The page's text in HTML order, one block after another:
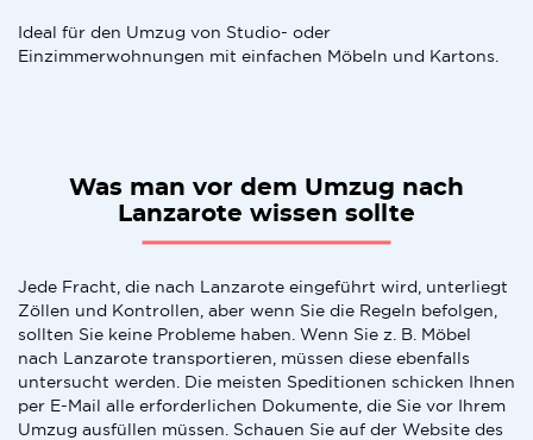
Ideal für den Umzug von Studio- oder
Einzimmerwohnungen mit einfachen Möbeln und Kartons.
Was man vor dem Umzug nach
Lanzarote wissen sollte
Jede Fracht, die nach Lanzarote eingeführt wird, unterliegt
Zöllen und Kontrollen, aber wenn Sie die Regeln befolgen,
sollten Sie keine Probleme haben. Wenn Sie z. B. Möbel
nach Lanzarote transportieren, müssen diese ebenfalls
untersucht werden. Die meisten Speditionen schicken Ihnen
per E-Mail alle erforderlichen Dokumente, die Sie vor Ihrem
Umzug ausfüllen müssen. Schauen Sie auf der Website des